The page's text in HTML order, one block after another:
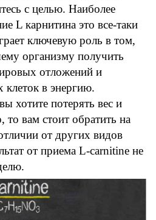
с целью. Наиболее
L карнитина это все-таки
ключевую роль в том,
организму получить
отложений и
в энергию.
хотите потерять вес и
то вам стоит обратить на
от других видов
от приема L-carnitine не